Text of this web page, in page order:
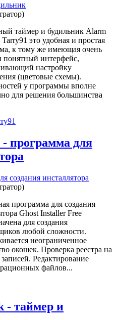
таймер и будильник Alarm
это удобная и простая
к тому же имеющая очень
понятный интерфейс,
настройку
(цветовые схемы).
у программы вполне
для решения большинства
программа для
создания инсталлятора
программа для создания
Ghost Installer Free
для создания
любой сложности.
неограниченное
окошек. Проверка реестра на
Редактирование
файлов...
- таймер и